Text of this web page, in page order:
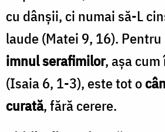
cu dânșii, ci numai să-L
laude (Matei 9, 16).
imnul serafimilor, așa
(Isaia 6, 1-3), este tot o
curată, fără cerere.